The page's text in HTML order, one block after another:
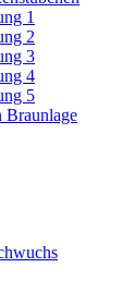
1
2
3
4
5
Braunlage